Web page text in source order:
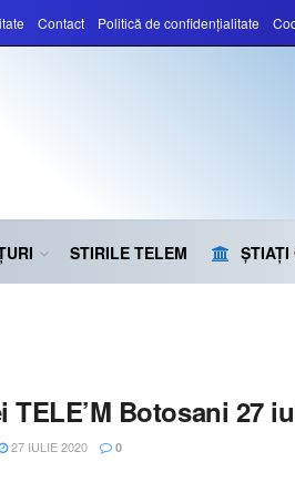
Contact Politică de confidențialitate
STIRILE TELEM
TELE’M Botosani 27
27 IULIE 2020 0